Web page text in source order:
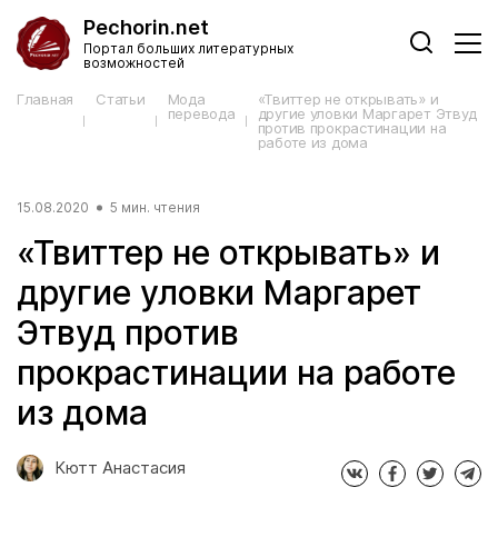
Pechorin.net
Портал больших литературных
возможностей
Главная Статьи
Мода
перевода
«Твиттер не открывать» и
другие уловки Маргарет Этвуд
против прокрастинации на
работе из дома
«Твиттер не открывать» и
другие уловки Маргарет
Этвуд против
прокрастинации на работе
из дома
15.08.2020 5 мин. чтения
Кютт Анастасия